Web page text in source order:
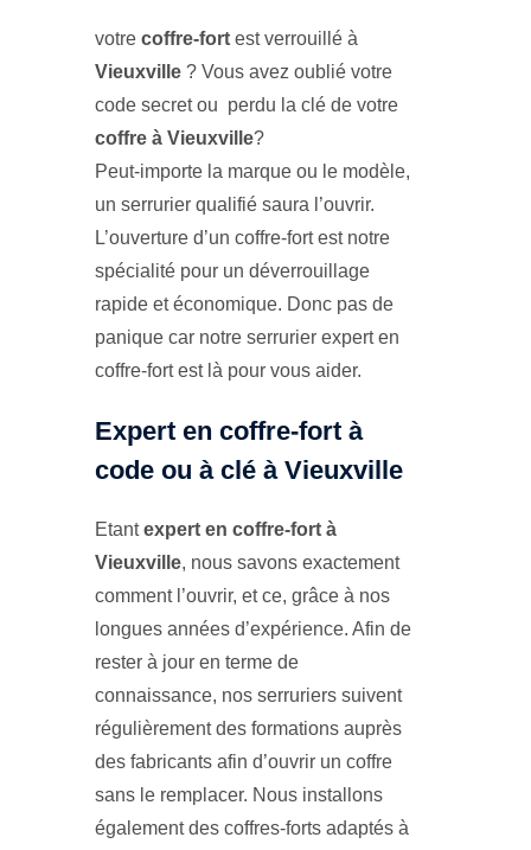
votre coffre-fort est verrouillé à
Vieuxville ? Vous avez oublié votre
code secret ou perdu la clé de votre
coffre à Vieuxville?
Peut-importe la marque ou le modèle,
un serrurier qualifié saura l’ouvrir.
L’ouverture d’un coffre-fort est notre
spécialité pour un déverrouillage
rapide et économique. Donc pas de
panique car notre serrurier expert en
coffre-fort est là pour vous aider.
Expert en coffre-fort à
code ou à clé à Vieuxville
Etantexpert en coffre-fort à
Vieuxville, nous savons exactement
comment l’ouvrir, et ce, grâce à nos
longues années d’expérience. Afin de
rester à jour en terme de
connaissance, nos serruriers suivent
régulièrement des formations auprès
des fabricants afin d’ouvrir un coffre
sans le remplacer. Nous installons
également des coffres-forts adaptés à